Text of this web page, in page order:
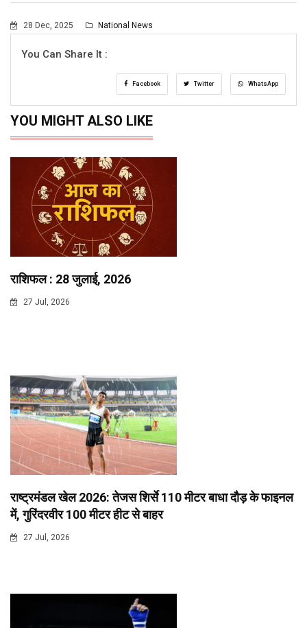
28 Dec, 2025 National News
You Can Share It :
Facebook Twitter WhatsApp
YOU MIGHT ALSO LIKE
राशिफल : 28 जुलाई, 2026
27 Jul, 2026
राष्ट्रमंडल खेल 2026: तेजस शिर्से 110 मीटर बाधा दौड़ के फाइनल
में, गुरिंदरवीर 100 मीटर हीट से बाहर
27 Jul, 2026